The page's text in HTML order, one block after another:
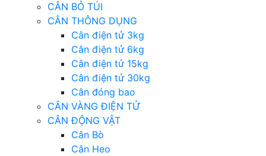
CÂN BỎ TÚI
CÂN THÔNG DỤNG
Cân điện tử 3kg
Cân điện tử 6kg
Cân điện tử 15kg
Cân điện tử 30kg
Cân đóng bao
CÂN VÀNG ĐIỆN TỬ
CÂN ĐỘNG VẬT
Cân Bò
Cân Heo